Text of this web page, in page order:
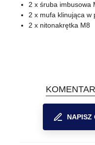
2 x śruba imbusowa
2 x mufa klinująca w
2 x nitonakrętka M8
NAPISZ